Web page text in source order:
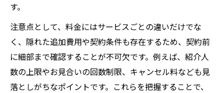
す。
注意点として、料金にはサービスごとの違いだけでな
く、隠れた追加費用や契約条件も存在するため、契約前
に細部まで確認することが不可欠です。例えば、紹介人
数の上限やお見合いの回数制限、キャンセル料なども見
落としがちなポイントです。これらを把握することで、